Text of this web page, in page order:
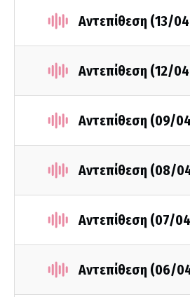
Αντεπίθεση (13/
Αντεπίθεση (12/
Αντεπίθεση (09/
Αντεπίθεση (08/
Αντεπίθεση (07/
Αντεπίθεση (06/